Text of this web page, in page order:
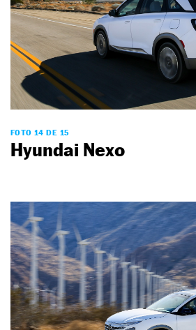
FOTO 14 DE 15
Hyundai Nexo